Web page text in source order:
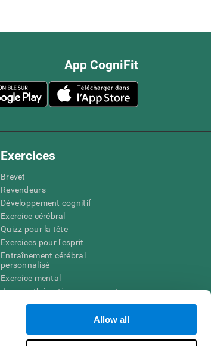
Allow all
App CogniFit
Exercices
Brevet
Revendeurs
Développement cognitif
Exercice cérébral
Quizz pour la tête
Exercices pour l'esprit
Entraînement cérébral
personnalisé
Exercice mental
Jeux mathématiques amusants
Compréhension de lecture
Test de QI